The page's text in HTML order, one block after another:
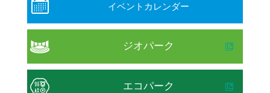
イベントカレンダー
ジオパーク
エコパーク